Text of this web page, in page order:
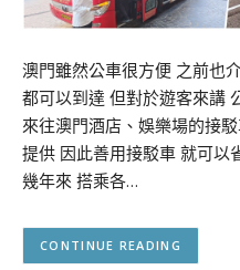
澳門雖然公車很方便 之前也
都可以到達 但對於遊客來講
來往澳門酒店、娛樂場的接
提供 因此善用接駁車 就可以
幾年來 搭乘各…
CONTINUE READING